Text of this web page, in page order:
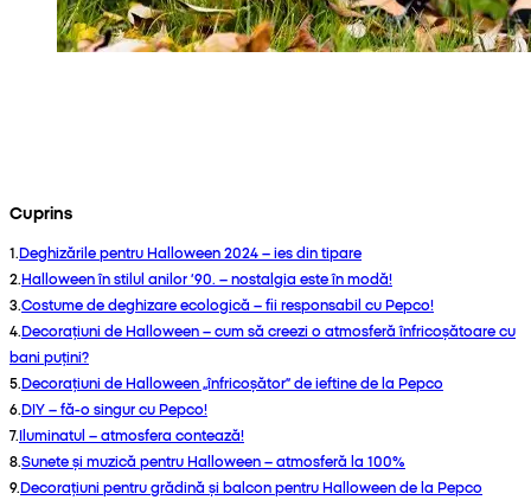
Cuprins
1.Deghizările pentru Halloween 2024 – ies din tipare
2.Halloween în stilul anilor ’90. – nostalgia este în modă!
3.Costume de deghizare ecologică – fii responsabil cu Pepco!
4.Decorațiuni de Halloween – cum să creezi o atmosferă înfricoșătoare cu
bani puțini?
5.Decorațiuni de Halloween „înfricoșător” de ieftine de la Pepco
6.DIY – fă-o singur cu Pepco!
7.Iluminatul – atmosfera contează!
8.Sunete și muzică pentru Halloween – atmosferă la 100%
9.Decorațiuni pentru grădină și balcon pentru Halloween de la Pepco